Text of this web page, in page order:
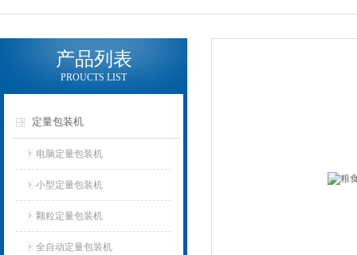
产品列表
PROUCTS LIST
定量包装机
电脑定量包装机
小型定量包装机
颗粒定量包装机
全自动定量包装机